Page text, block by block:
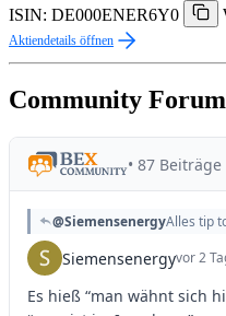
ISIN: DE000ENER6Y0
Aktiendetails öffnen
Community